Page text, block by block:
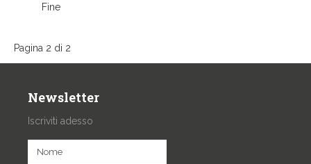
Fine
Pagina 2 di 2
Newsletter
Iscriviti adesso